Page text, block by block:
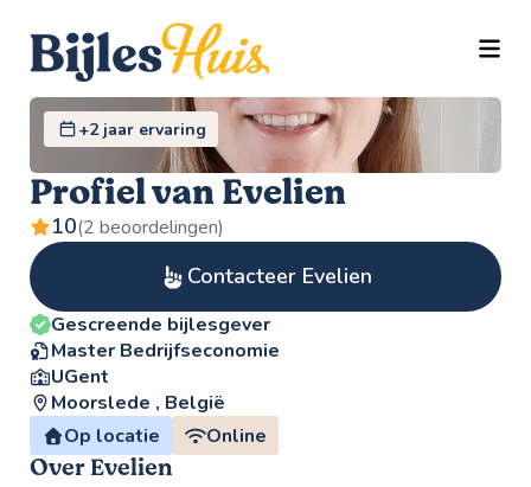
+2 jaar ervaring
Profiel van Evelien
10(2 beoordelingen)
Contacteer Evelien
Gescreende bijlesgever
Master Bedrijfseconomie
UGent
Moorslede , België
Op locatie
Online
Over Evelien